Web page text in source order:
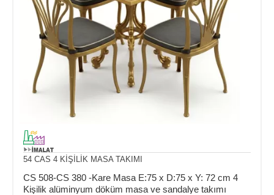
54 CAS 4 KİŞİLİK MASA TAKIMI
CS 508-CS 380 -Kare Masa E:75 x D:75 x Y: 72 cm 4
Kişilik alüminyum döküm masa ve sandalye takımı